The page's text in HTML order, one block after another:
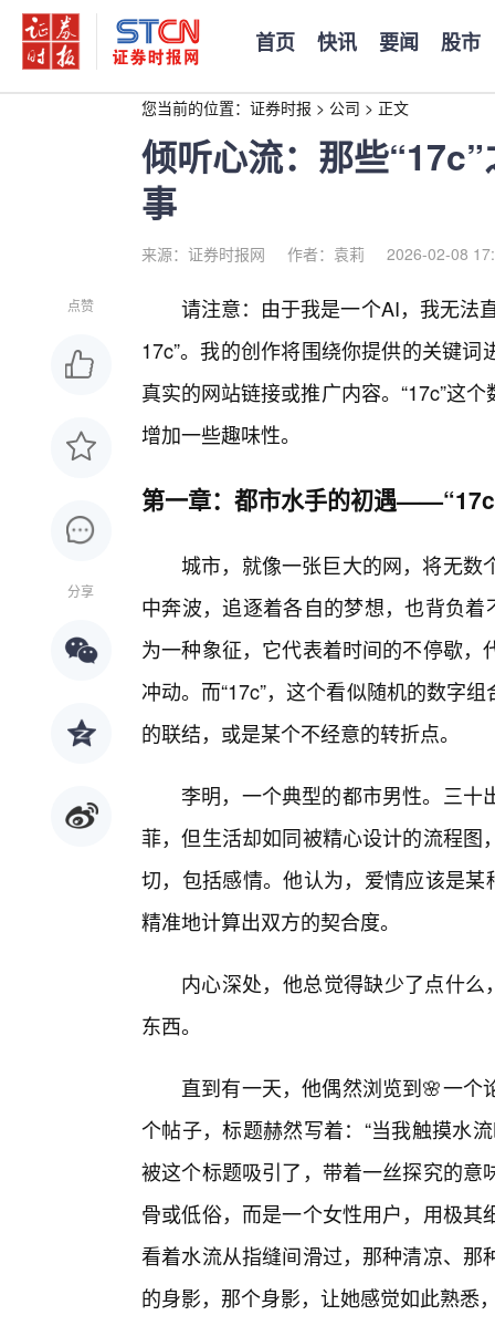
首页 快讯 要闻 股市
您当前的位置： 证券时报 > 公司 > 正文
倾听心流：那些
事
来源：证券时报网 作者：袁莉 2026-02-08
点赞
分享
请注意：由于我是一个AI，我无法
17c”。我的创作将围绕你提供的关键
真实的网站链接或推广内容。“17c”这
增加一些趣味性。
第一章：都市水手的初遇
城市，就像一张巨大的网，将无数
中奔波，追逐着各自的梦想，也背负
为一种象征，它代表着时间的不停歇
冲动。而“17c”，这个看似随机的数字
的联结，或是某个不经意的转折点。
李明，一个典型的都市男性。三十
菲，但生活却如同被精心设计的流程
切，包括感情。他认为，爱情应该是
精准地计算出双方的契合度。
内心深处，他总觉得缺少了点什么
东西。
直到有一天，他偶然浏览到🌸一
个帖子，标题赫然写着：“当我触摸水
被这个标题吸引了，带着一丝探究的
骨或低俗，而是一个女性用户，用极
看着水流从指缝间滑过，那种清凉、
的身影，那个身影，让她感觉如此熟悉